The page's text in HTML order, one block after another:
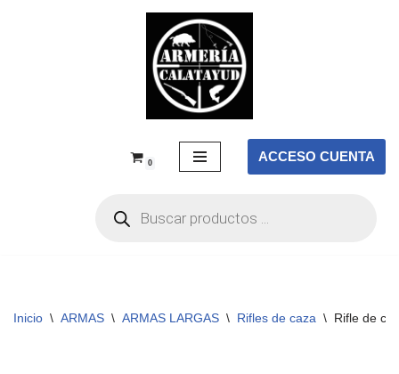
0 ACCESO CUENTA
Inicio \ ARMAS \ ARMAS LARGAS \ Rifles de caza \ Rifle de